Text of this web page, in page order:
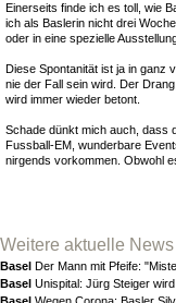
Einerseits finde ich es toll, wie
ich als Baslerin nicht drei
oder in eine spezielle
Diese Spontanität ist ja in ganz
nie der Fall sein wird. Der
wird immer wieder betont.
Schade dünkt mich auch, dass
Fussball-EM, wunderbare
nirgends vorkommen. Obwohl
Weitere aktuelle News
Basel Der Mann mit Pfeife:
Basel Unispital: Jürg Steiger